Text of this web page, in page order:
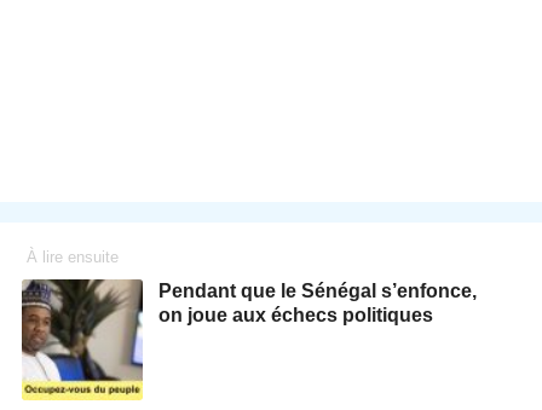
À lire ensuite
Pendant que le Sénégal s’enfonce,
on joue aux échecs politiques